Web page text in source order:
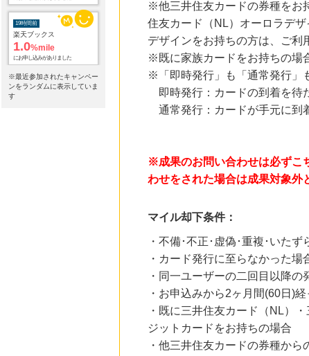
19時間前
1.0%mile
にお申し込みがありました
25時間前
Qoo10
3.0%mile
※最近参加されたキャンペー
ンをランダムに表示していま
す
※他三井住友カードの券種をお
住友カード（NL）オーロラデ
デザインをお持ちの方は、ご利
※既に家族カードをお持ちの場
※「即時発行」も「通常発行」
即時発行：カードの到着を待
通常発行：カードが手元に到
※成果のお問い合わせは必ずこ
わせをされた場合は成果対象外
マイル却下条件：
・不備･不正･虚偽･重複･いたず
・カード発行に至らなかった場
・同一ユーザーの二回目以降の
・お申込みから2ヶ月間(60日)
・既に三井住友カード（NL）
ジットカードをお持ちの場合
・他三井住友カードの券種から